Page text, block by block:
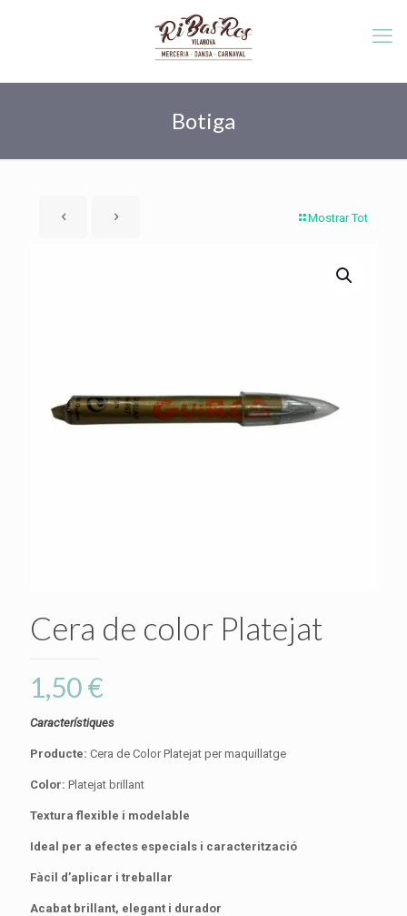
Botiga
Mostrar Tot
Cera de color Platejat
1,50€
Característiques
Producte: Cera de Color Platejat per maquillatge
Color: Platejat brillant
Textura flexible i modelable
Ideal per a efectes especials i caracterització
Fàcil d’aplicar i treballar
Acabat brillant, elegant i durador